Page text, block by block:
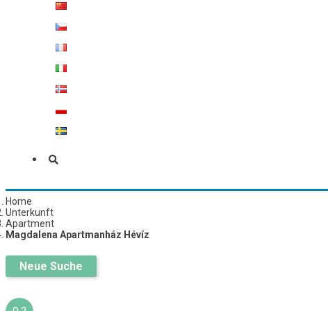
Home
Unterkunft
Apartment
Magdalena Apartmanház Hévíz
Neue Suche